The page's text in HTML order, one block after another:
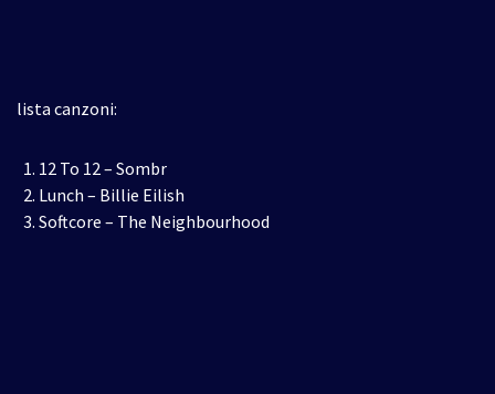
lista canzoni:
12 To 12 – Sombr
Lunch – Billie Eilish
Softcore – The Neighbourhood